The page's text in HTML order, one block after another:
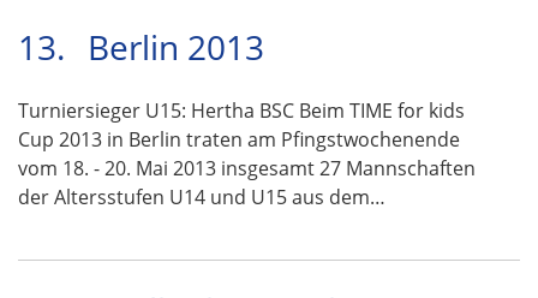
13. Berlin 2013
Turniersieger U15: Hertha BSC Beim TIME for kids
Cup 2013 in Berlin traten am Pfingstwochenende
vom 18. - 20. Mai 2013 insgesamt 27 Mannschaften
der Altersstufen U14 und U15 aus dem…